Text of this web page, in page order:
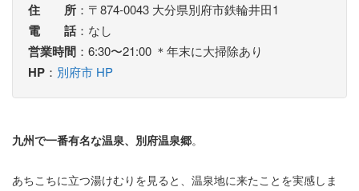
住 所 ：〒874-0043 大分県別府市鉄輪井田1
電 話：なし
営業時間 ：6:30〜21:00 ＊年末に大掃除あり
HP ： 別府市 HP
九州で一番有名な温泉、別府温泉郷。
あちこちに立つ湯けむりを見ると、温泉地に来たことを実感しま